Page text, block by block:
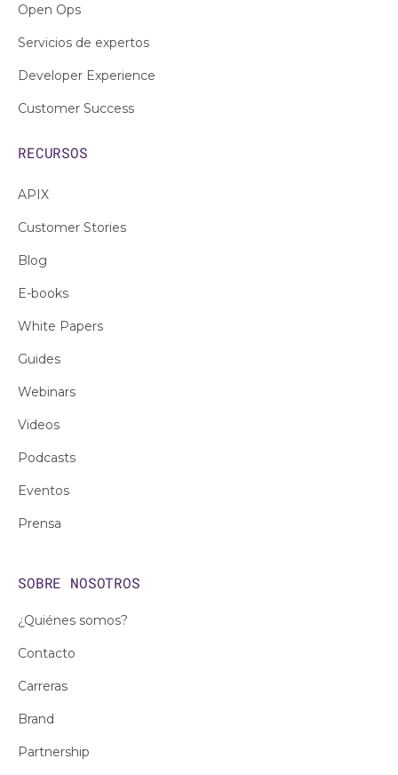
Open Ops
Servicios de expertos
Developer Experience
Customer Success
RECURSOS
APIX
Customer Stories
Blog
E-books
White Papers
Guides
Webinars
Videos
Podcasts
Eventos
Prensa
SOBRE NOSOTROS
¿Quiénes somos?
Contacto
Carreras
Brand
Partnership